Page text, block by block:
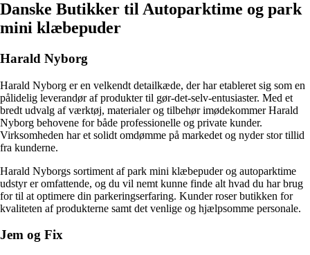
Danske Butikker til Autoparktime og park
mini klæbepuder
Harald Nyborg
Harald Nyborg er en velkendt detailkæde, der har etableret sig som en
pålidelig leverandør af produkter til gør-det-selv-entusiaster. Med et
bredt udvalg af værktøj, materialer og tilbehør imødekommer Harald
Nyborg behovene for både professionelle og private kunder.
Virksomheden har et solidt omdømme på markedet og nyder stor tillid
fra kunderne.
Harald Nyborgs sortiment af park mini klæbepuder og autoparktime
udstyr er omfattende, og du vil nemt kunne finde alt hvad du har brug
for til at optimere din parkeringserfaring. Kunder roser butikken for
kvaliteten af produkterne samt det venlige og hjælpsomme personale.
Jem og Fix